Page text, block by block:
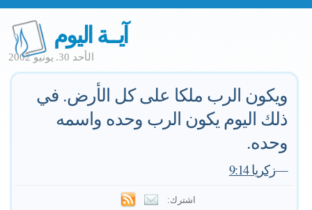
آيــة اليوم
الأحد 30. يونيو 2002
ويكون الرب ملكا على كل الأرض. في
ذلك اليوم يكون الرب وحده واسمه
وحده.
—زكريا 9:14
اشترك: